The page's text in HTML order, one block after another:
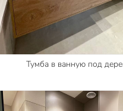
Тумба в ванную под